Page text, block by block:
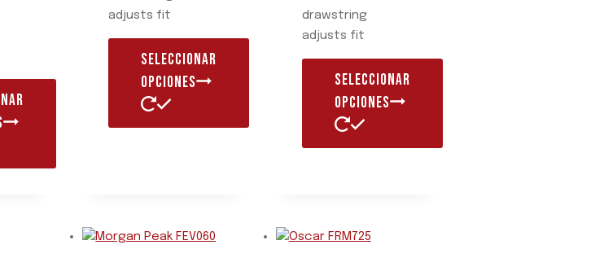
adjusts fit
SELECCIONAR
OPCIONES
Las
drawstring
adjusts fit
SELECCIONAR
OPCIONES
variantes.